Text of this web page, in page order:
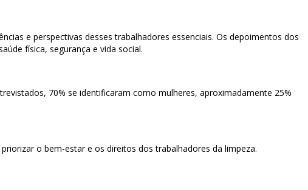
e perspectivas desses trabalhadores essenciais. Os depoimentos dos
física, segurança e vida social.
70% se identificaram como mulheres, aproximadamente 25%
o bem-estar e os direitos dos trabalhadores da limpeza.